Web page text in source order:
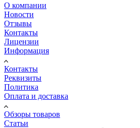
О компании
Новости
Отзывы
Контакты
Лицензии
Информация
Контакты
Реквизиты
Политика
Оплата и доставка
Обзоры товаров
Статьи